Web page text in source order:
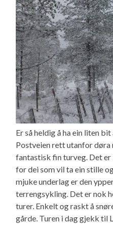
Er så heldig å ha ein liten
Postveien rett utanfor døra
fantastisk fin turveg. Det
for dei som vil ta ein stille
mjuke underlag er den
terrengsykling. Det er nok
turer. Enkelt og raskt å
gårde. Turen i dag gjekk til